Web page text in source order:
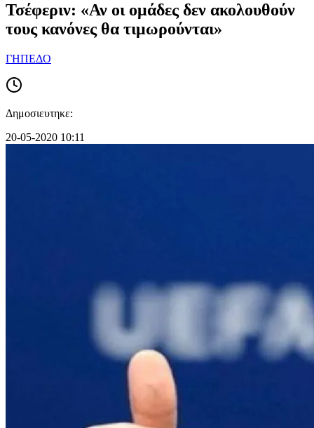
Τσέφεριν: «Αν οι ομάδες δεν ακολουθούν
τους κανόνες θα τιμωρούνται»
ΓΗΠΕΔΟ
Δημοσιευτηκε:
20-05-2020 10:11